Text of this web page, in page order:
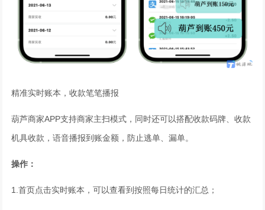
精准实时账本，收款笔笔播报
葫芦商家APP支持商家主扫模式，同时还可以搭配收款码牌、收款
机具收款，语音播报到账金额，防止逃单、漏单。
操作：
1.首页点击实时账本，可以查看到按照每日统计的汇总；